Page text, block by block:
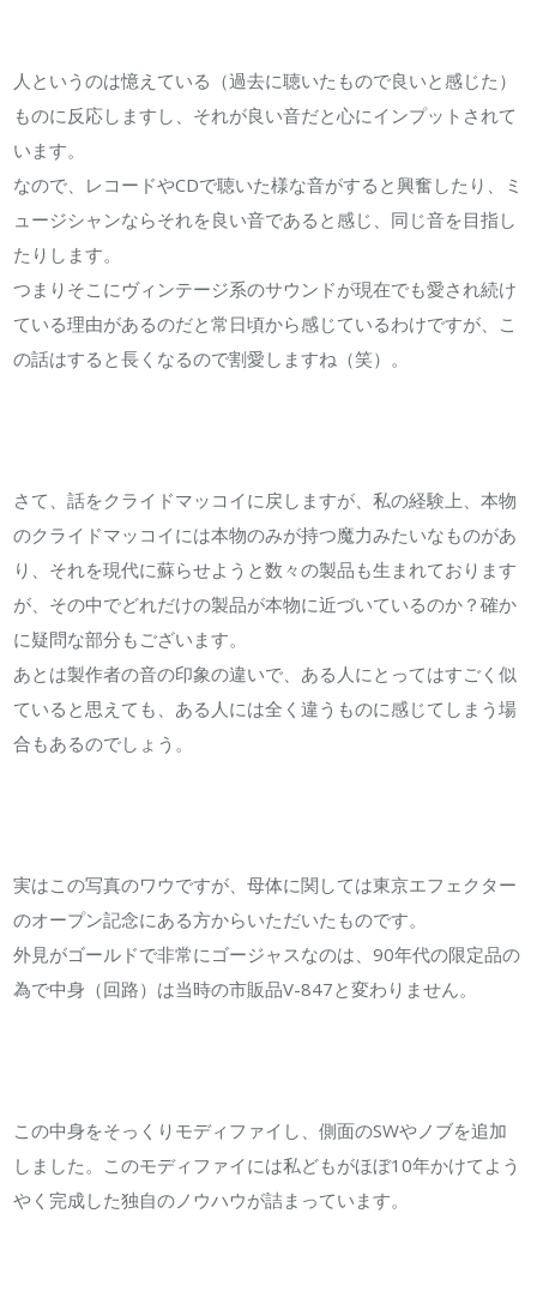
人というのは憶えている（過去に聴いたもので良いと感じた）
ものに反応しますし、それが良い音だと心にインプットされて
います。
なので、レコードやCDで聴いた様な音がすると興奮したり、ミ
ュージシャンならそれを良い音であると感じ、同じ音を目指し
たりします。
つまりそこにヴィンテージ系のサウンドが現在でも愛され続け
ている理由があるのだと常日頃から感じているわけですが、こ
の話はすると長くなるので割愛しますね（笑）。
さて、話をクライドマッコイに戻しますが、私の経験上、本物
のクライドマッコイには本物のみが持つ魔力みたいなものがあ
り、それを現代に蘇らせようと数々の製品も生まれております
が、その中でどれだけの製品が本物に近づいているのか？確か
に疑問な部分もございます。
あとは製作者の音の印象の違いで、ある人にとってはすごく似
ていると思えても、ある人には全く違うものに感じてしまう場
合もあるのでしょう。
実はこの写真のワウですが、母体に関しては東京エフェクター
のオープン記念にある方からいただいたものです。
外見がゴールドで非常にゴージャスなのは、90年代の限定品の
為で中身（回路）は当時の市販品V-847と変わりません。
この中身をそっくりモディファイし、側面のSWやノブを追加
しました。このモディファイには私どもがほぼ10年かけてよう
やく完成した独自のノウハウが詰まっています。